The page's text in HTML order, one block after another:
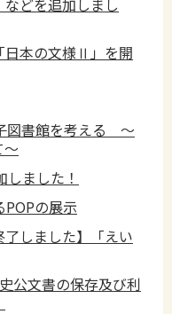
などを追加しまし
日本の文様Ⅱ」を開
図書館を考える ～
しました！
POPの展示
了しました】「えい
公文書の保存及び利